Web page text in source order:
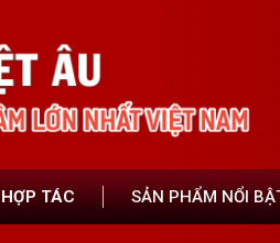
HỢP TÁC SẢN PHẨM NỔI